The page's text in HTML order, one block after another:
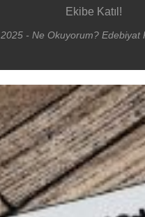
Ekibe Katıl!
2025 - Ne Okuyorum? Edebiyat